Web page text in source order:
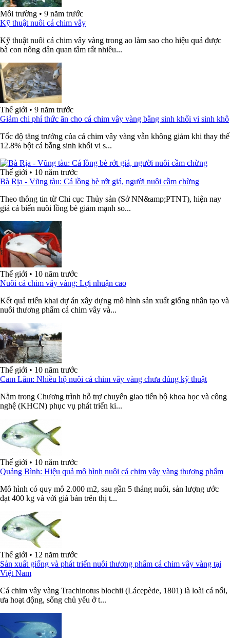
Môi trường • 9 năm trước
Kỹ thuật nuôi cá chim vây
Kỹ thuật nuôi cá chim vây vàng trong ao làm sao cho hiệu quả được
bà con nông dân quan tâm rất nhiều...
Thế giới • 9 năm trước
Giảm chi phí thức ăn cho cá chim vây vàng bằng sinh khối vi sinh khô
Tốc độ tăng trưởng của cá chim vây vàng vẫn không giảm khi thay thế
12.8% bột cá bằng sinh khối vi s...
Thế giới • 10 năm trước
Bà Rịa - Vũng tàu: Cá lồng bè rớt giá, người nuôi cầm chừng
Theo thông tin từ Chi cục Thủy sản (Sở NN&amp;PTNT), hiện nay
giá cá biển nuôi lồng bè giảm mạnh so...
Thế giới • 10 năm trước
Nuôi cá chim vây vàng: Lợi nhuận cao
Kết quả triển khai dự án xây dựng mô hình sản xuất giống nhân tạo và
nuôi thương phẩm cá chim vây và...
Thế giới • 10 năm trước
Cam Lâm: Nhiều hộ nuôi cá chim vây vàng chưa đúng kỹ thuật
Nằm trong Chương trình hỗ trợ chuyển giao tiến bộ khoa học và công
nghệ (KHCN) phục vụ phát triển ki...
Thế giới • 10 năm trước
Quảng Bình: Hiệu quả mô hình nuôi cá chim vây vàng thương phẩm
Mô hình có quy mô 2.000 m2, sau gần 5 tháng nuôi, sản lượng ước
đạt 400 kg và với giá bán trên thị t...
Thế giới • 12 năm trước
Sản xuất giống và phát triển nuôi thương phẩm cá chim vây vàng tại
Việt Nam
Cá chim vây vàng Trachinotus blochii (Lácepède, 1801) là loài cá nổi,
ưa hoạt động, sống chủ yếu ở t...